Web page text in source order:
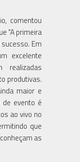
comentou
"A primeira
sucesso. Em
excelente
realizadas
produtivas.
maior e
evento é
ao vivo no
que
as